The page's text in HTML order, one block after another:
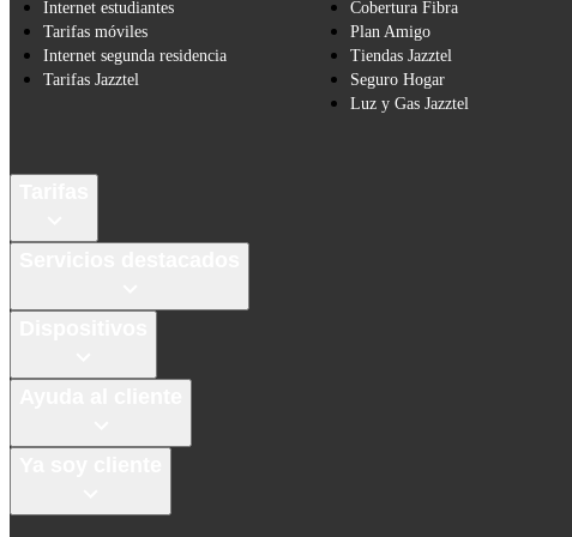
Internet estudiantes
Tarifas móviles
Internet segunda residencia
Tarifas Jazztel
Cobertura Fibra
Plan Amigo
Tiendas Jazztel
Seguro Hogar
Luz y Gas Jazztel